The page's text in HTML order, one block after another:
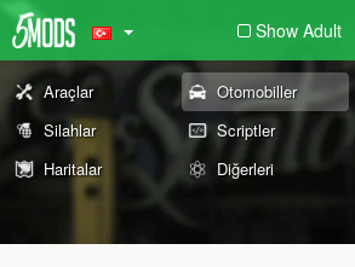
Show Adult
Araçlar Otomobiller
Silahlar
Scriptler
Haritalar
Diğerleri